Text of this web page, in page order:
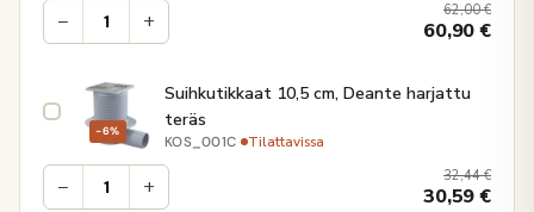
− + 62,00€
60,90€
−6%
Suihkutikkaat 10,5 cm, Deante harjattu
teräs
KOS_001C· Tilattavissa
− + 32,44€
30,59€